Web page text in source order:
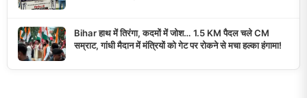
Bihar हाथ में तिरंगा, कदमों में जोश… 1.5 KM पैदल चले CM
सम्राट, गांधी मैदान में मंत्रियों को गेट पर रोकने से मचा हल्का हंगामा!